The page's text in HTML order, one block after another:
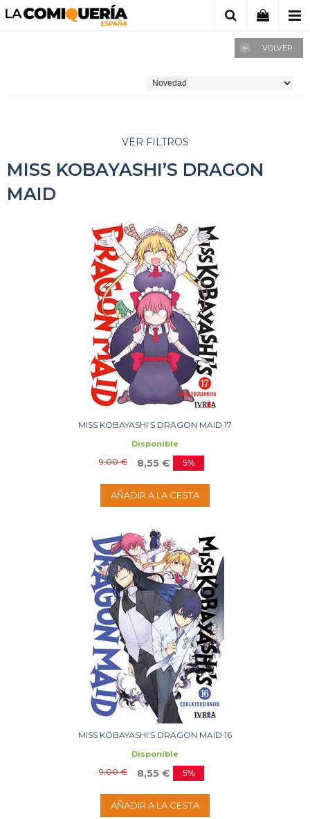
VOLVER
VER FILTROS
MISS KOBAYASHI’S DRAGON
MAID
MISS KOBAYASHI’S DRAGON MAID 17
Disponible
9,00 € 8,55 € 5%
AÑADIR A LA CESTA
MISS KOBAYASHI’S DRAGON MAID 16
Disponible
9,00 € 8,55 € 5%
AÑADIR A LA CESTA